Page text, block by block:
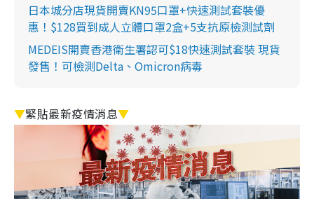
日本城分店現貨開賣KN95口罩+快速測試套裝優
惠！$128買到成人立體口罩2盒+5支抗原檢測試劑
MEDEIS開賣香港衛生署認可$18快速測試套裝 現貨
發售！可檢測Delta、Omicron病毒
▼緊貼最新疫情消息▼